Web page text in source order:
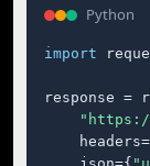
Python
import
response =